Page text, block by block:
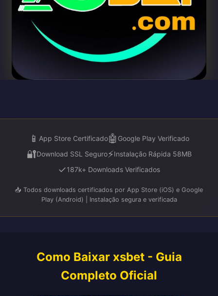
📱 App Store Certificado🤖 Google Play Verificado
🔐Download SSL Seguro⚡Instalação Rápida 58MB
✓187k+ Downloads Verificados
📥 Todos downloads certificados por App Store (iOS) e Google
Play (Android) | Instalação segura e verificada
Como Baixar xsbet - Guia
Completo Oficial